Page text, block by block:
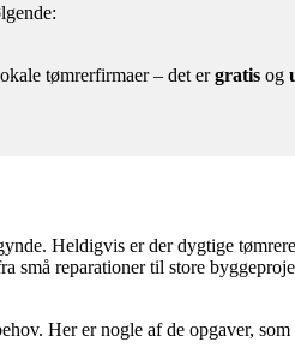
tømrerfirmaer – det ergratis og
Heldigvis er der dygtige
små reparationer til store
Her er nogle af de opgaver,